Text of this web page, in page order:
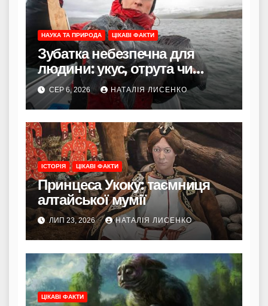
НАУКА ТА ПРИРОДА ЦІКАВІ ФАКТИ
Зубатка небезпечна для
людини: укус, отрута чи
лише зовнішність
СЕР 6, 2026 НАТАЛІЯ ЛИСЕНКО
ІСТОРІЯ ЦІКАВІ ФАКТИ
Принцеса Укоку: таємниця
алтайської мумії
ЛИП 23, 2026 НАТАЛІЯ ЛИСЕНКО
ЦІКАВІ ФАКТИ